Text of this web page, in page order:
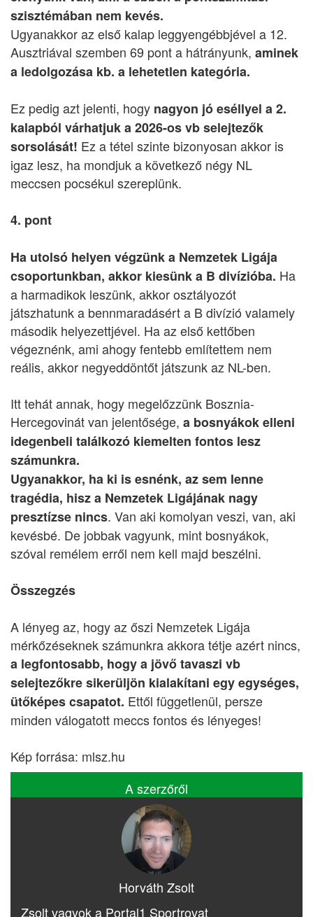
szisztémában nem kevés.
Ugyanakkor az első kalap leggyengébbjével a 12.
Ausztriával szemben 69 pont a hátrányunk, aminek
a ledolgozása kb. a lehetetlen kategória.
Ez pedig azt jelenti, hogy nagyon jó eséllyel a 2.
kalapból várhatjuk a 2026-os vb selejtezők
sorsolását! Ez a tétel szinte bizonyosan akkor is
igaz lesz, ha mondjuk a következő négy NL
meccsen pocsékul szereplünk.
4. pont
Ha utolsó helyen végzünk a Nemzetek Ligája
csoportunkban, akkor kiesünk a B divízióba. Ha
a harmadikok leszünk, akkor osztályozót
játszhatunk a bennmaradásért a B divízió valamely
második helyezettjével. Ha az első kettőben
végeznénk, ami ahogy fentebb említettem nem
reális, akkor negyeddöntőt játszunk az NL-ben.
Itt tehát annak, hogy megelőzzünk Bosznia-
Hercegovinát van jelentősége, a bosnyákok elleni
idegenbeli találkozó kiemelten fontos lesz
számunkra.
Ugyanakkor, ha ki is esnénk, az sem lenne
tragédia, hisz a Nemzetek Ligájának nagy
presztízse nincs. Van aki komolyan veszi, van, aki
kevésbé. De jobbak vagyunk, mint bosnyákok,
szóval remélem erről nem kell majd beszélni.
Összegzés
A lényeg az, hogy az őszi Nemzetek Ligája
mérkőzéseknek számunkra akkora tétje azért nincs,
a legfontosabb, hogy a jövő tavaszi vb
selejtezőkre sikerüljön kialakítani egy egységes,
ütőképes csapatot. Ettől függetlenül, persze
minden válogatott meccs fontos és lényeges!
Kép forrása: mlsz.hu
A szerzőről
Horváth Zsolt
Zsolt vagyok a Portal1 Sportrovat